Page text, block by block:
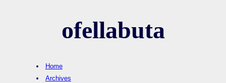
ofellabuta
Home
Archives